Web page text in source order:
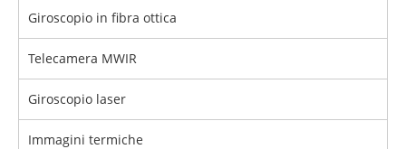
Giroscopio in fibra ottica
Telecamera MWIR
Giroscopio laser
Immagini termiche